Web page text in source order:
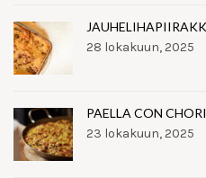
28 lokakuun, 2025
PAELLA CON
23 lokakuun, 2025